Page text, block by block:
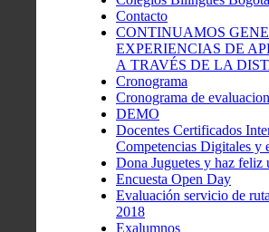
Contacto
CONTINUAMOS
EXPERIENCIAS DE
A TRAVÉS DE LA
Cronograma
Cronograma de
DEMO
Docentes Certificados
Competencias Digitales y
Dona Juguetes y haz feliz
Encuesta Open Day
Evaluación servicio de
2018
Exalumnos